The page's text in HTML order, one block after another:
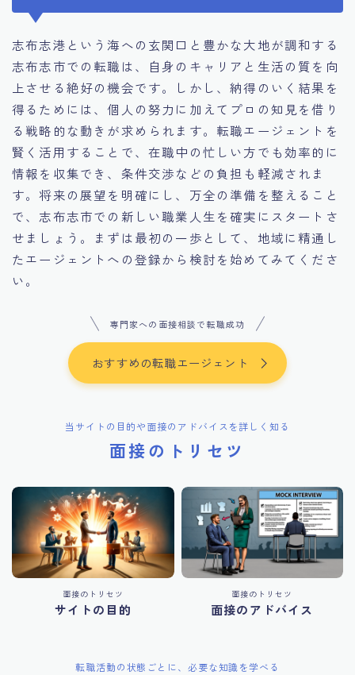
志布志港という海への玄関口と豊かな大地が調和する
志布志市での転職は、自身のキャリアと生活の質を向
上させる絶好の機会です。しかし、納得のいく結果を
得るためには、個人の努力に加えてプロの知見を借り
る戦略的な動きが求められます。転職エージェントを
賢く活用することで、在職中の忙しい方でも効率的に
情報を収集でき、条件交渉などの負担も軽減されま
す。将来の展望を明確にし、万全の準備を整えること
で、志布志市での新しい職業人生を確実にスタートさ
せましょう。まずは最初の一歩として、地域に精通し
たエージェントへの登録から検討を始めてみてくださ
い。
専門家への面接相談で転職成功
おすすめの転職エージェント
当サイトの目的や面接のアドバイスを詳しく知る
面接のトリセツ
面接のトリセツ
サイトの目的
面接のトリセツ
面接のアドバイス
転職活動の状態ごとに、必要な知識を学べる